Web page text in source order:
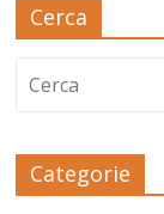
Cerca
Categorie